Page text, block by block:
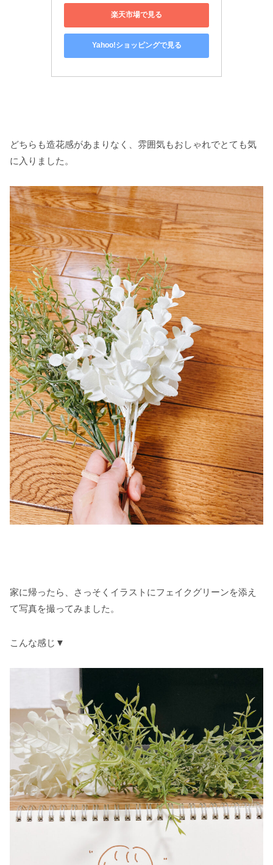
楽天市場で見る
Yahoo!ショッピングで見る
どちらも造花感があまりなく、雰囲気もおしゃれでとても気
に入りました。
家に帰ったら、さっそくイラストにフェイクグリーンを添え
て写真を撮ってみました。
こんな感じ▼